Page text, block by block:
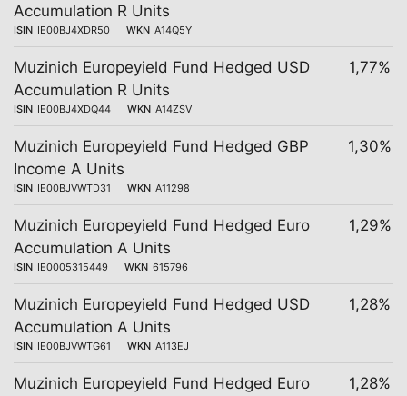
Accumulation R Units
ISIN IE00BJ4XDR50 WKN A14Q5Y
Muzinich Europeyield Fund Hedged USD
Accumulation R Units
ISIN IE00BJ4XDQ44 WKN A14ZSV
1,77%
Muzinich Europeyield Fund Hedged GBP
Income A Units
ISIN IE00BJVWTD31 WKN A11298
1,30%
Muzinich Europeyield Fund Hedged Euro
Accumulation A Units
ISIN IE0005315449 WKN 615796
1,29%
Muzinich Europeyield Fund Hedged USD
Accumulation A Units
ISIN IE00BJVWTG61 WKN A113EJ
1,28%
Muzinich Europeyield Fund Hedged Euro
1,28%